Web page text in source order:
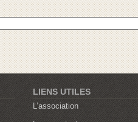
LIENS UTILES
L’association